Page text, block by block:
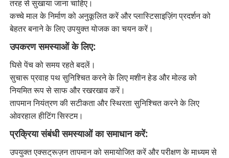
तरह से सुखाया जाना चाहिए।
कच्चे माल के निर्माण को अनुकूलित करें और प्लास्टिसाइज़िंग प्रदर्शन को
बेहतर बनाने के लिए उपयुक्त योजक का चयन करें।
उपकरण समस्याओं के लिए:
घिसे पेंच को समय रहते बदलें।
सुचारू प्रवाह पथ सुनिश्चित करने के लिए मशीन हेड और मोल्ड को
नियमित रूप से साफ और रखरखाव करें।
तापमान नियंत्रण की सटीकता और स्थिरता सुनिश्चित करने के लिए
ओवरहाल हीटिंग सिस्टम।
प्रक्रिया संबंधी समस्याओं का समाधान करें:
उपयुक्त एक्सट्रूज़न तापमान को समायोजित करें और परीक्षण के माध्यम से